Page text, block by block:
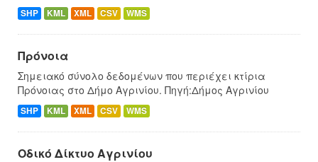
SHP KML XML CSV WMS
Πρόνοια
Σημειακό σύνολο δεδομένων που περιέχει κτίρια
Πρόνοιας στο Δήμο Αγρινίου. Πηγή:Δήμος Αγρινίου
SHP KML XML CSV WMS
Οδικό Δίκτυο Αγρινίου